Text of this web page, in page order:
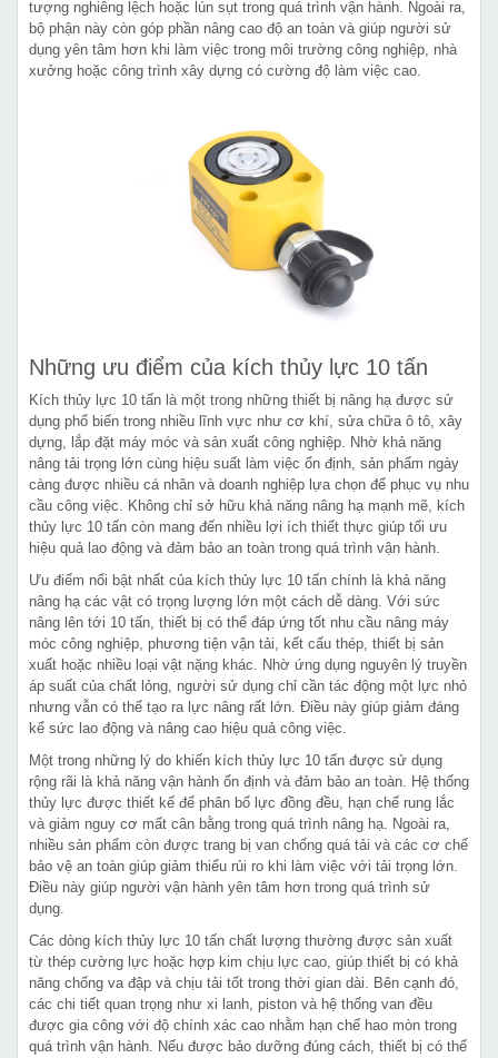
tượng nghiêng lệch hoặc lún sụt trong quá trình vận hành. Ngoài ra,
bộ phận này còn góp phần nâng cao độ an toàn và giúp người sử
dụng yên tâm hơn khi làm việc trong môi trường công nghiệp, nhà
xưởng hoặc công trình xây dựng có cường độ làm việc cao.
Những ưu điểm của kích thủy lực 10 tấn
Kích thủy lực 10 tấn là một trong những thiết bị nâng hạ được sử
dụng phổ biến trong nhiều lĩnh vực như cơ khí, sửa chữa ô tô, xây
dựng, lắp đặt máy móc và sản xuất công nghiệp. Nhờ khả năng
nâng tải trọng lớn cùng hiệu suất làm việc ổn định, sản phẩm ngày
càng được nhiều cá nhân và doanh nghiệp lựa chọn để phục vụ nhu
cầu công việc. Không chỉ sở hữu khả năng nâng hạ mạnh mẽ, kích
thủy lực 10 tấn còn mang đến nhiều lợi ích thiết thực giúp tối ưu
hiệu quả lao động và đảm bảo an toàn trong quá trình vận hành.
Ưu điểm nổi bật nhất của kích thủy lực 10 tấn chính là khả năng
nâng hạ các vật có trọng lượng lớn một cách dễ dàng. Với sức
nâng lên tới 10 tấn, thiết bị có thể đáp ứng tốt nhu cầu nâng máy
móc công nghiệp, phương tiện vận tải, kết cấu thép, thiết bị sản
xuất hoặc nhiều loại vật nặng khác. Nhờ ứng dụng nguyên lý truyền
áp suất của chất lỏng, người sử dụng chỉ cần tác động một lực nhỏ
nhưng vẫn có thể tạo ra lực nâng rất lớn. Điều này giúp giảm đáng
kể sức lao động và nâng cao hiệu quả công việc.
Một trong những lý do khiến kích thủy lực 10 tấn được sử dụng
rộng rãi là khả năng vận hành ổn định và đảm bảo an toàn. Hệ thống
thủy lực được thiết kế để phân bổ lực đồng đều, hạn chế rung lắc
và giảm nguy cơ mất cân bằng trong quá trình nâng hạ. Ngoài ra,
nhiều sản phẩm còn được trang bị van chống quá tải và các cơ chế
bảo vệ an toàn giúp giảm thiểu rủi ro khi làm việc với tải trọng lớn.
Điều này giúp người vận hành yên tâm hơn trong quá trình sử
dụng.
Các dòng kích thủy lực 10 tấn chất lượng thường được sản xuất
từ thép cường lực hoặc hợp kim chịu lực cao, giúp thiết bị có khả
năng chống va đập và chịu tải tốt trong thời gian dài. Bên cạnh đó,
các chi tiết quan trọng như xi lanh, piston và hệ thống van đều
được gia công với độ chính xác cao nhằm hạn chế hao mòn trong
quá trình vận hành. Nếu được bảo dưỡng đúng cách, thiết bị có thể